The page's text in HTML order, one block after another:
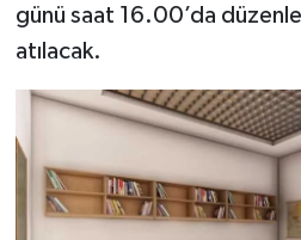
günü saat 16.00’da
atılacak.